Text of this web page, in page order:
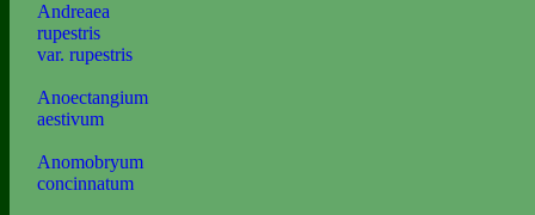
Andreaea
rupestris
var. rupestris
Anoectangium
aestivum
Anomobryum
concinnatum